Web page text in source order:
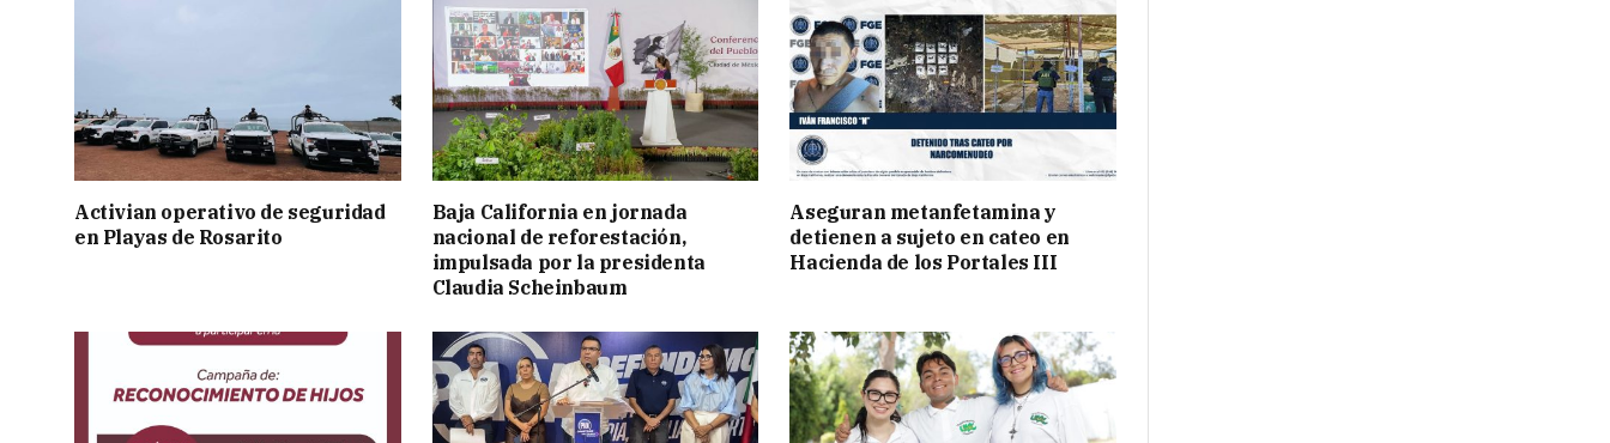
Activian operativo de seguridad
en Playas de Rosarito
Baja California en jornada
nacional de reforestación,
impulsada por la presidenta
Claudia Scheinbaum
Aseguran metanfetamina y
detienen a sujeto en cateo en
Hacienda de los Portales III